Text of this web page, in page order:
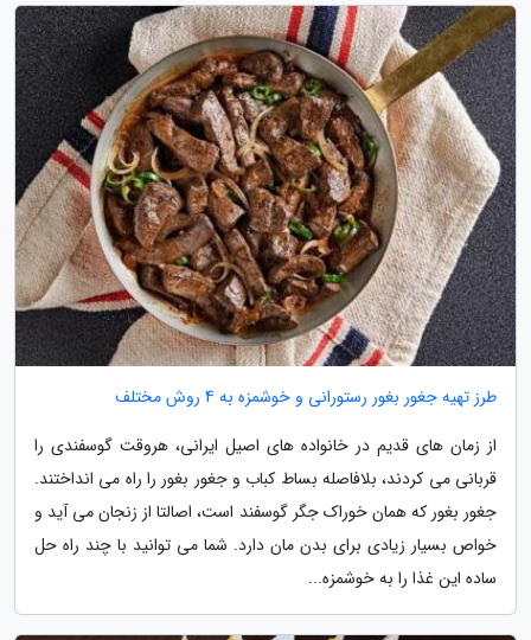
طرز تهیه جغور بغور رستورانی و خوشمزه به 4 روش مختلف
از زمان های قدیم در خانواده های اصیل ایرانی، هروقت گوسفندی را
قربانی می کردند، بلافاصله بساط کباب و جغور بغور را راه می انداختند.
جغور بغور که همان خوراک جگر گوسفند است، اصالتا از زنجان می آید و
خواص بسیار زیادی برای بدن مان دارد. شما می توانید با چند راه حل
ساده این غذا را به خوشمزه...